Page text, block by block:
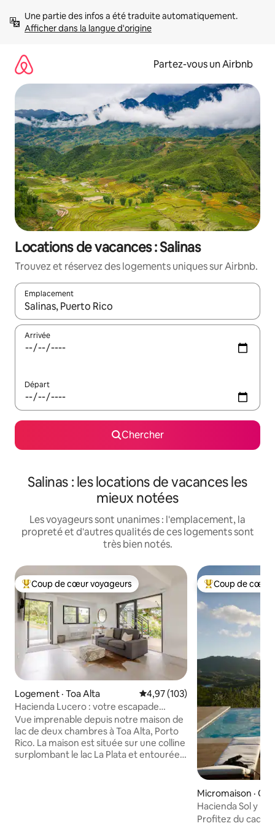
directement
Afficher dans la langue d'origine
Partez-vous un Airbnb
Locations de vacances : Salinas
Trouvez et réservez des logements uniques sur Airbnb.
Emplacement
Quand les résultats sont affichés, parcourez-les en utilisant
Arrivée
Départ
Chercher
Salinas : les locations de vacances les
mieux notées
Les voyageurs sont unanimes : l'emplacement, la
propreté et d'autres qualités de ces logements sont
très bien notés.
Coup de cœur voyageurs parmi les plus aimés
Coup de cœur voyageurs
Logement · Toa Alta Note moyenne de 4,97 sur 5,
4,97 (103)
Hacienda Lucero : votre escapade
tropicale au bord du lac
Vue imprenable depuis notre maison de
lac de deux chambres à Toa Alta, Porto
Rico. La maison est située sur une colline
surplombant le lac La Plata et entourée
Coup de cœur
Coup de cœur
Micromaison ·
Hacienda Sol y
Profitez du cadre